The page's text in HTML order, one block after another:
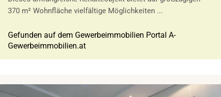
370 m² Wohnfläche vielfältige Möglichkeiten ...
Gefunden auf dem Gewerbeimmobilien Portal A-
Gewerbeimmobilien.at